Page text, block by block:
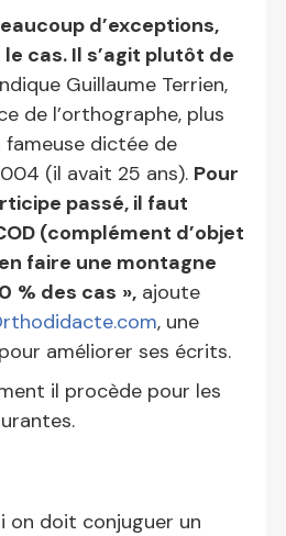
d’exceptions,
cas. Il s’agit plutôt de
Guillaume Terrien,
de l’orthographe, plus
fameuse dictée de
(il avait 25 ans). Pour
passé, il faut
(complément d’objet
faire une montagne
% des cas », ajoute
, une
améliorer ses écrits.
il procède pour les
on doit conjuguer un